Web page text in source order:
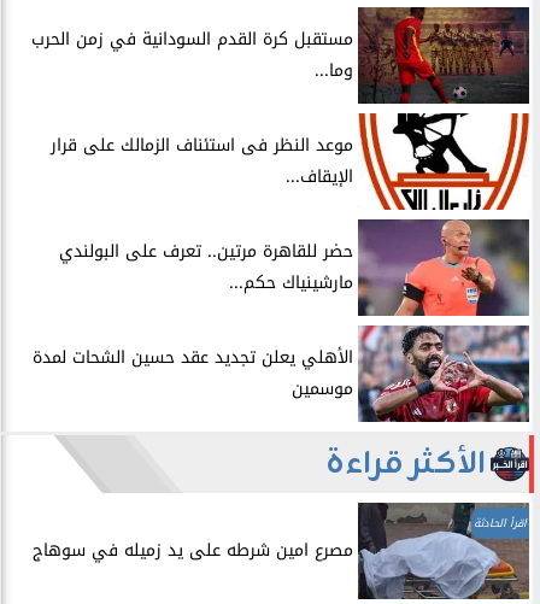
مستقبل كرة القدم السودانية في زمن الحرب
وما...
موعد النظر فى استئناف الزمالك على قرار
الإيقاف...
حضر للقاهرة مرتين.. تعرف على البولندي
مارشينياك حكم...
الأهلي يعلن تجديد عقد حسين الشحات لمدة
موسمين
الأكثر قراءة
اقرأ الحادثة
مصرع امين شرطه على يد زميله في سوهاج